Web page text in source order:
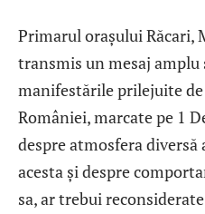
Primarul orașului Răcari,
transmis un mesaj
manifestările prilejuite
României, marcate pe 1
despre atmosfera
acesta și despre
sa, ar trebui